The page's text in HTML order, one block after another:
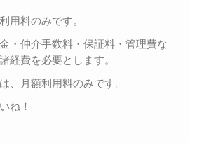
用料のみです。
・仲介手数料・保証料・管理費な
経費を必要とします。
、月額利用料のみです。
ね！